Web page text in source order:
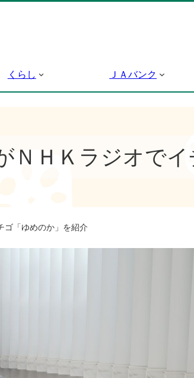
くらし ＪＡバンク
ＮＨＫラジオで
ゴ「ゆめのか」を紹介